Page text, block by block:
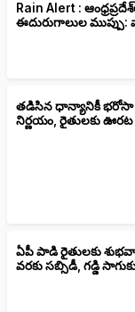
Rain Alert :
ఈదురుగాలుల
తడిసిన ధాన్యానికీ భరోసా
నిర్ణయం, రైతులకు ఊరట
ఏపీ పాడి రైతులకు
వరకు సబ్సిడీ, గడ్డి